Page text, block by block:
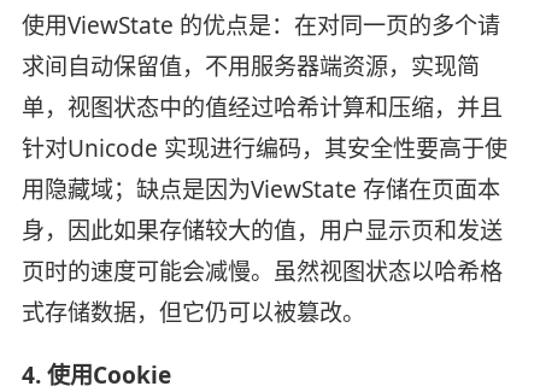
使用ViewState 的优点是：在对同一页的多个请
求间自动保留值，不用服务器端资源，实现简
单，视图状态中的值经过哈希计算和压缩，并且
针对Unicode 实现进行编码，其安全性要高于使
用隐藏域；缺点是因为ViewState 存储在页面本
身，因此如果存储较大的值，用户显示页和发送
页时的速度可能会减慢。虽然视图状态以哈希格
式存储数据，但它仍可以被篡改。
4. 使用Cookie